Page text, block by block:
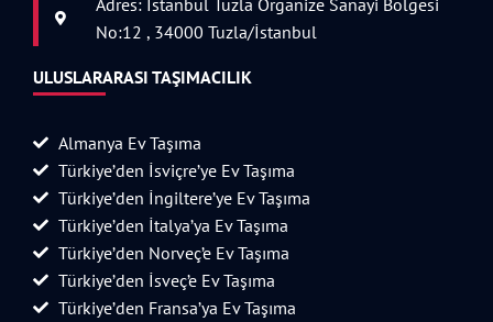
No:12 , 34000 Tuzla/İstanbul
ULUSLARARASI TAŞIMACILIK
Almanya Ev Taşıma
Türkiye’den İsviçre’ye Ev Taşıma
Türkiye’den İngiltere’ye Ev Taşıma
Türkiye’den İtalya’ya Ev Taşıma
Türkiye’den Norveç’e Ev Taşıma
Türkiye’den İsveç’e Ev Taşıma
Türkiye’den Fransa’ya Ev Taşıma